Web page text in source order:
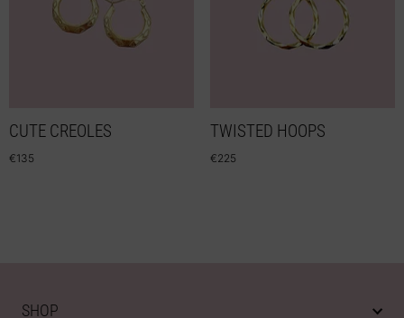
CUTE CREOLES
€135
TWISTED HOOPS
€225
SHOP